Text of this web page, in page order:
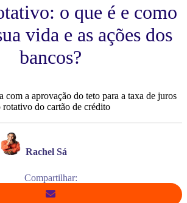
o que é e como
vida e as ações dos
bancos?
com a aprovação do teto para a taxa de juros
rotativo do cartão de crédito
Rachel Sá
Compartilhar: